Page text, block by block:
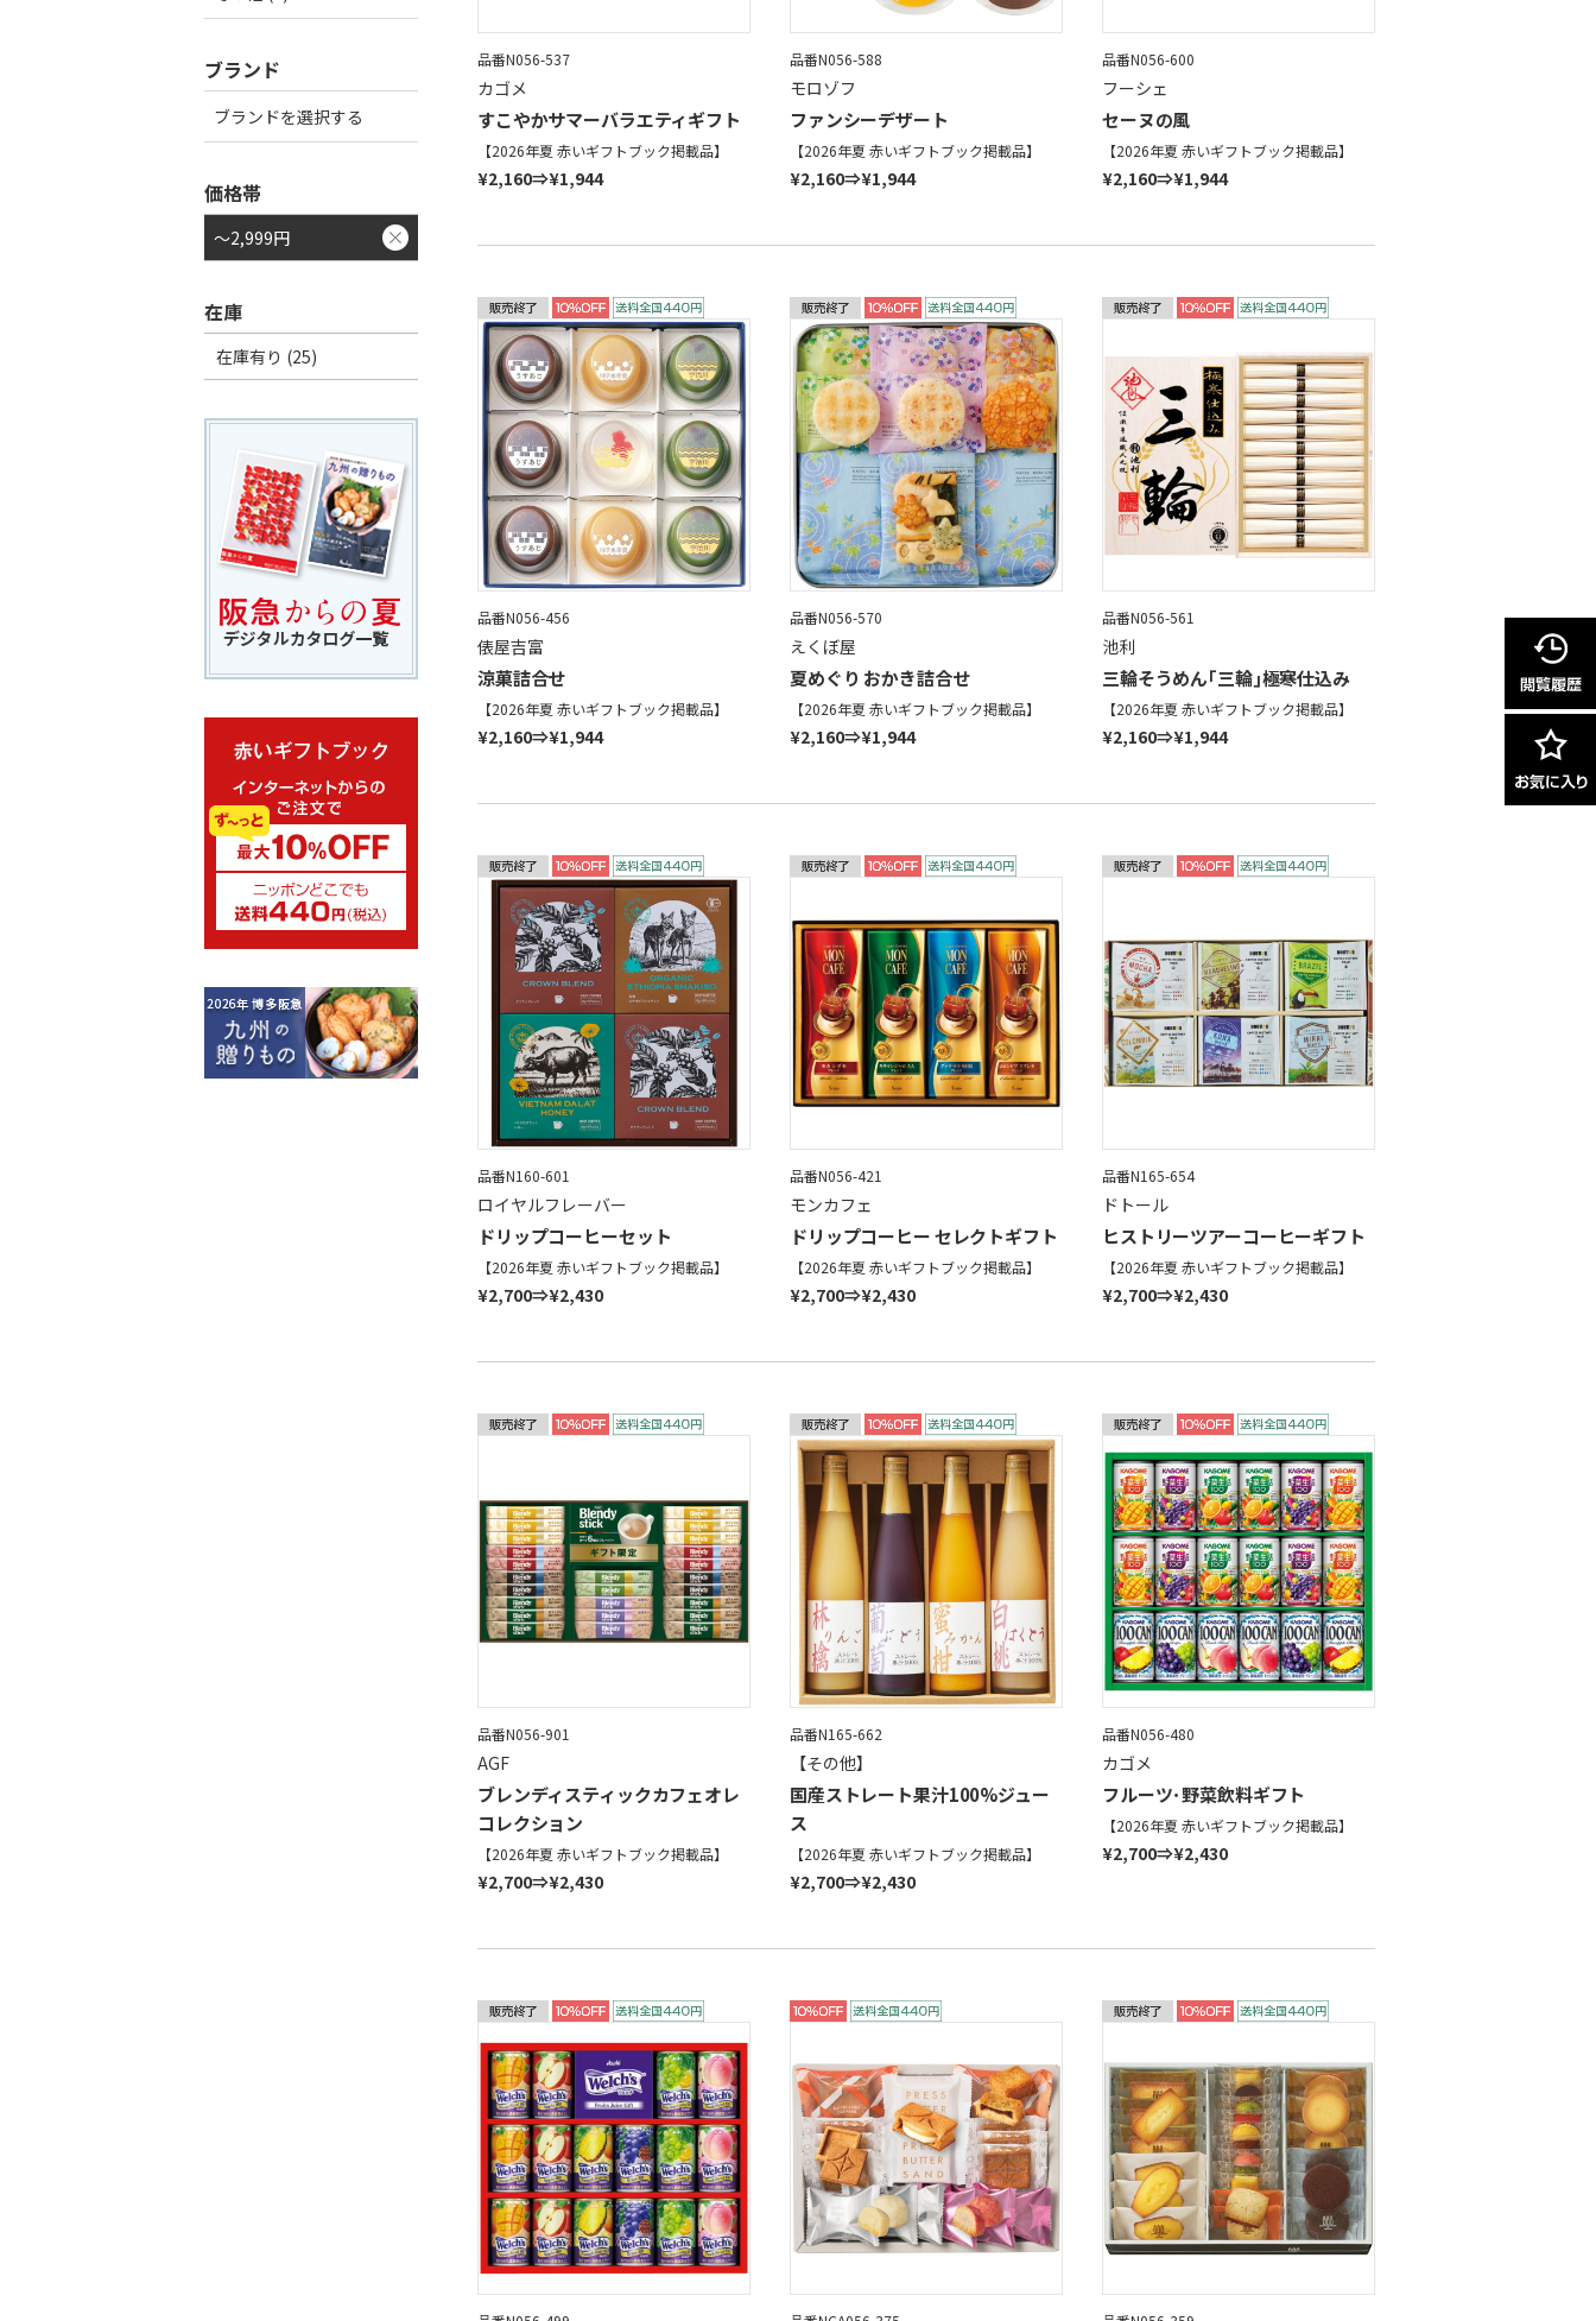
品番N056-537
カゴメ
すこやかサマーバラエティギフト
【2026年夏 赤いギフトブック掲載品】
¥2,160⇒¥1,944
品番N056-588
モロゾフ
ファンシーデザート
【2026年夏 赤いギフトブック掲載品】
¥2,160⇒¥1,944
品番N056-600
フーシェ
セーヌの風
【2026年夏 赤いギフトブック掲載品】
¥2,160⇒¥1,944
品番N056-456
俵屋吉富
涼菓詰合せ
【2026年夏 赤いギフトブック掲載品】
¥2,160⇒¥1,944
品番N056-570
えくぼ屋
夏めぐり おかき詰合せ
【2026年夏 赤いギフトブック掲載品】
¥2,160⇒¥1,944
品番N056-561
池利
三輪そうめん｢三輪｣極寒仕込み
【2026年夏 赤いギフトブック掲載品】
¥2,160⇒¥1,944
品番N160-601
ロイヤルフレーバー
ドリップコーヒーセット
【2026年夏 赤いギフトブック掲載品】
¥2,700⇒¥2,430
品番N056-421
モンカフェ
ドリップコーヒー セレクトギフト
【2026年夏 赤いギフトブック掲載品】
¥2,700⇒¥2,430
品番N165-654
ドトール
ヒストリーツアーコーヒーギフト
【2026年夏 赤いギフトブック掲載品】
¥2,700⇒¥2,430
品番N056-901
AGF
ブレンディスティックカフェオレ
コレクション
【2026年夏 赤いギフトブック掲載品】
¥2,700⇒¥2,430
品番N165-662
【その他】
国産ストレート果汁100%ジュー
ス
【2026年夏 赤いギフトブック掲載品】
¥2,700⇒¥2,430
品番N056-480
カゴメ
フルーツ･野菜飲料ギフト
【2026年夏 赤いギフトブック掲載品】
¥2,700⇒¥2,430
ブランド
ブランドを選択する
価格帯
～2,999円
在庫
在庫有り (25)